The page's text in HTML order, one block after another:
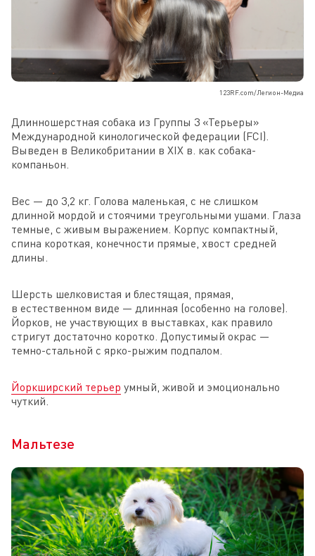
123RF.com/Легион-Медиа
Длинношерстная собака из Группы 3 «Терьеры»
Международной кинологической федерации (FCI).
Выведен в Великобритании в XIX в. как собака-
компаньон.
Вес — до 3,2 кг. Голова маленькая, с не слишком
длинной мордой и стоячими треугольными ушами. Глаза
темные, с живым выражением. Корпус компактный,
спина короткая, конечности прямые, хвост средней
длины.
Шерсть шелковистая и блестящая, прямая,
в естественном виде — длинная (особенно на голове).
Йорков, не участвующих в выставках, как правило
стригут достаточно коротко. Допустимый окрас —
темно-стальной с ярко-рыжим подпалом.
Йоркширский терьер умный, живой и эмоционально
чуткий.
Мальтезе